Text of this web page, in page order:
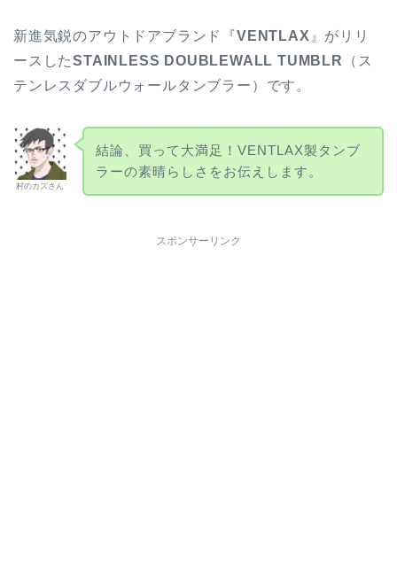
新進気鋭のアウトドアブランド『VENTLAX 』がリリ
ースしたSTAINLESS DOUBLEWALL TUMBLR
（ス
テンレスダブルウォールタンブラー）です。
村のカズさん
結論、買って大満足！VENTLAX製タンブ
ラーの素晴らしさをお伝えします。
スポンサーリンク